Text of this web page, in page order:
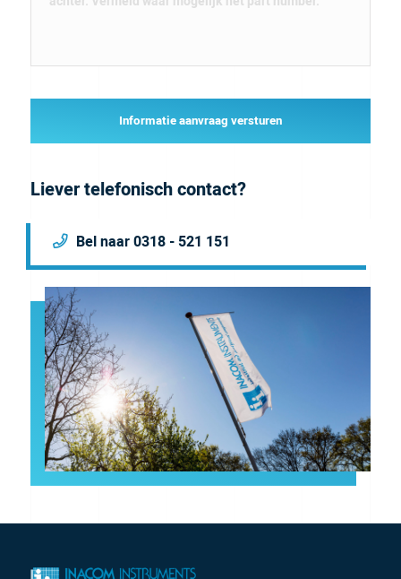
Informatie aanvraag versturen
Liever telefonisch contact?
Bel naar 0318 - 521 151